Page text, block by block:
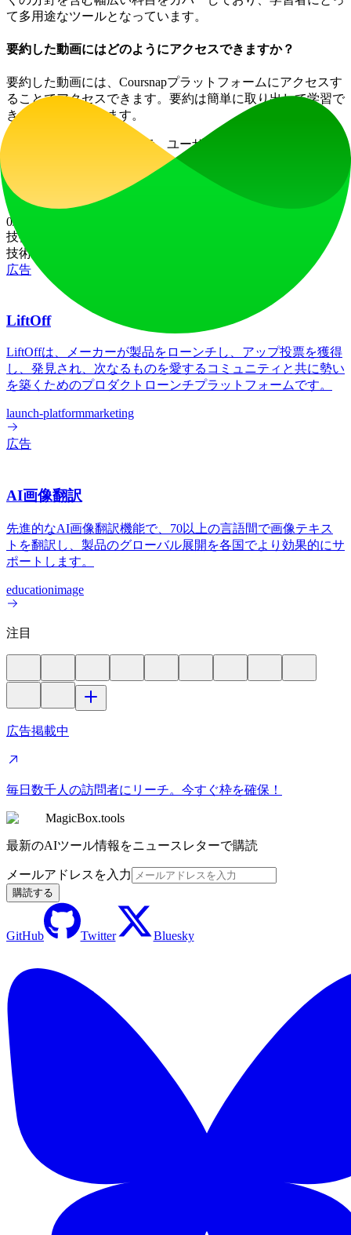
て多用途なツールとなっています。
要約した動画にはどのようにアクセスできますか？
要約した動画には、Coursnapプラットフォームにアクセスす
ることでアクセスできます。要約は簡単に取り出して学習で
きるよう保存されます。
Coursnapを活用することで、ユーザーは学習体験を向上さ
せ、様々な分野の情報をキャッチアップしながら、より効率
的で楽しい学習を実現できます。
ウェブサイトトラフィック
0/mo
技術スタック
技術スタックのデータがありません
広告
LiftOff
LiftOffは、メーカーが製品をローンチし、アップ投票を獲得
し、発見され、次なるものを愛するコミュニティと共に勢い
を築くためのプロダクトローンチプラットフォームです。
launch-platformmarketing
広告
AI画像翻訳
先進的なAI画像翻訳機能で、70以上の言語間で画像テキス
トを翻訳し、製品のグローバル展開を各国でより効果的にサ
ポートします。
educationimage
注目
広告掲載中
毎日数千人の訪問者にリーチ。今すぐ枠を確保！
MagicBox.tools
最新のAIツール情報をニュースレターで購読
メールアドレスを入力
購読する
GitHub Twitter Bluesky